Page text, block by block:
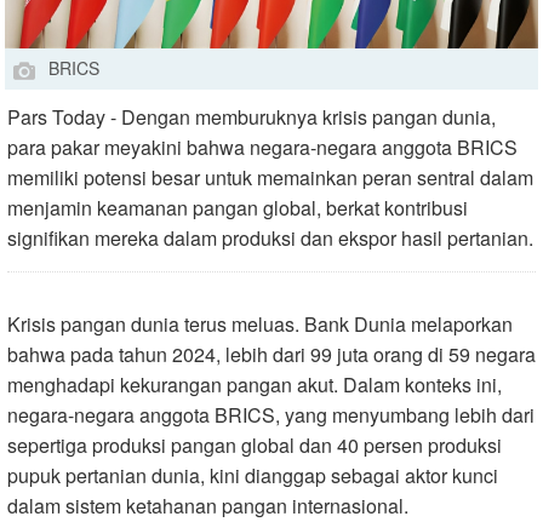
BRICS
Pars Today - Dengan memburuknya krisis pangan dunia,
para pakar meyakini bahwa negara-negara anggota BRICS
memiliki potensi besar untuk memainkan peran sentral dalam
menjamin keamanan pangan global, berkat kontribusi
signifikan mereka dalam produksi dan ekspor hasil pertanian.
Krisis pangan dunia terus meluas. Bank Dunia melaporkan
bahwa pada tahun 2024, lebih dari 99 juta orang di 59 negara
menghadapi kekurangan pangan akut. Dalam konteks ini,
negara-negara anggota BRICS, yang menyumbang lebih dari
sepertiga produksi pangan global dan 40 persen produksi
pupuk pertanian dunia, kini dianggap sebagai aktor kunci
dalam sistem ketahanan pangan internasional.